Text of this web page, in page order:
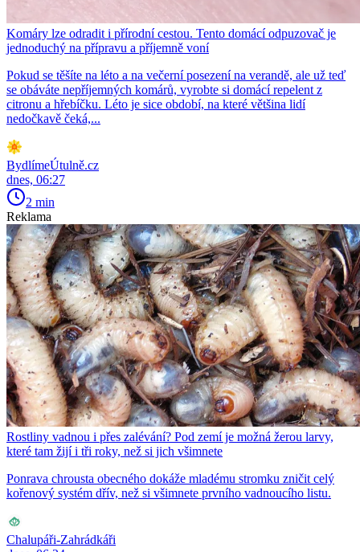
Komáry lze odradit i přírodní cestou. Tento domácí odpuzovač je
jednoduchý na přípravu a příjemně voní
Pokud se těšíte na léto a na večerní posezení na verandě, ale už teď
se obáváte nepříjemných komárů, vyrobte si domácí repelent z
citronu a hřebíčku. Léto je sice období, na které většina lidí
nedočkavě čeká,...
BydlímeÚtulně.cz
dnes, 06:27
2 min
Reklama
Rostliny vadnou i přes zalévání? Pod zemí je možná žerou larvy,
které tam žijí i tři roky, než si jich všimnete
Ponrava chrousta obecného dokáže mladému stromku zničit celý
kořenový systém dřív, než si všimnete prvního vadnoucího listu.
Chalupáři-Zahrádkáři